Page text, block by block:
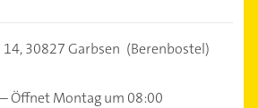
14,30827 Garbsen (Berenbostel)
–Öffnet Montag um 08:00